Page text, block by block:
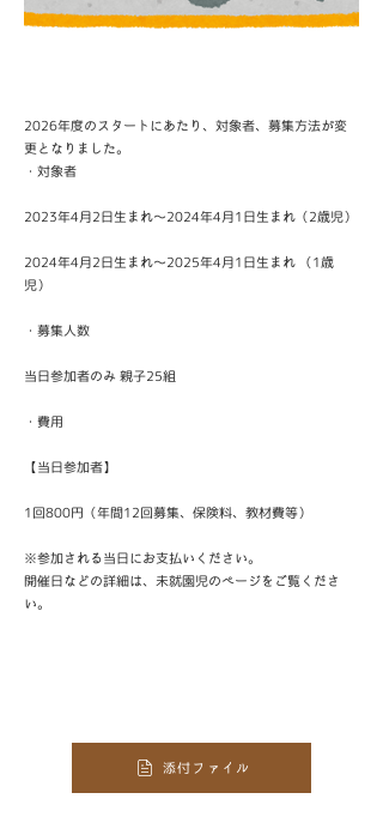
2026年度のスタートにあたり、対象者、募集方法が変
更となりました。
・対象者
2023年4月2日生まれ～2024年4月1日生まれ（2歳児）
2024年4月2日生まれ～2025年4月1日生まれ （1歳
児）
・募集人数
当日参加者のみ 親子25組
・費用
【当日参加者】
1回800円（年間12回募集、保険料、教材費等）
※参加される当日にお支払いください。
開催日などの詳細は、未就園児のページをご覧くださ
い。
添付ファイル